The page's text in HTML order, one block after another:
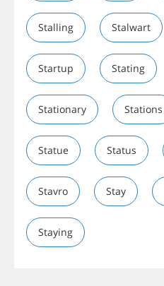
Stalling Stalwart
Startup Stating
Stationary Stations
Statue Status
Stavro Stay
Staying